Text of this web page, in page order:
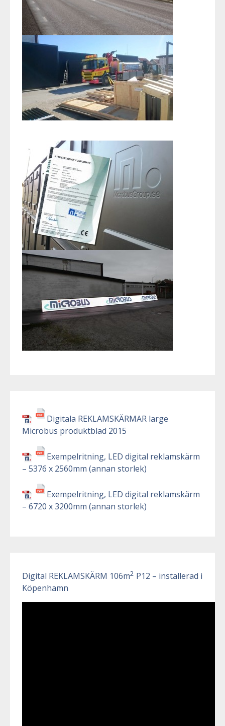
Digitala REKLAMSKÄRMAR large
Microbus produktblad 2015
Exempelritning, LED digital reklamskärm
– 5376 x 2560mm (annan storlek)
Exempelritning, LED digital reklamskärm
– 6720 x 3200mm (annan storlek)
Digital REKLAMSKÄRM 106m2 P12 – installerad i
Köpenhamn